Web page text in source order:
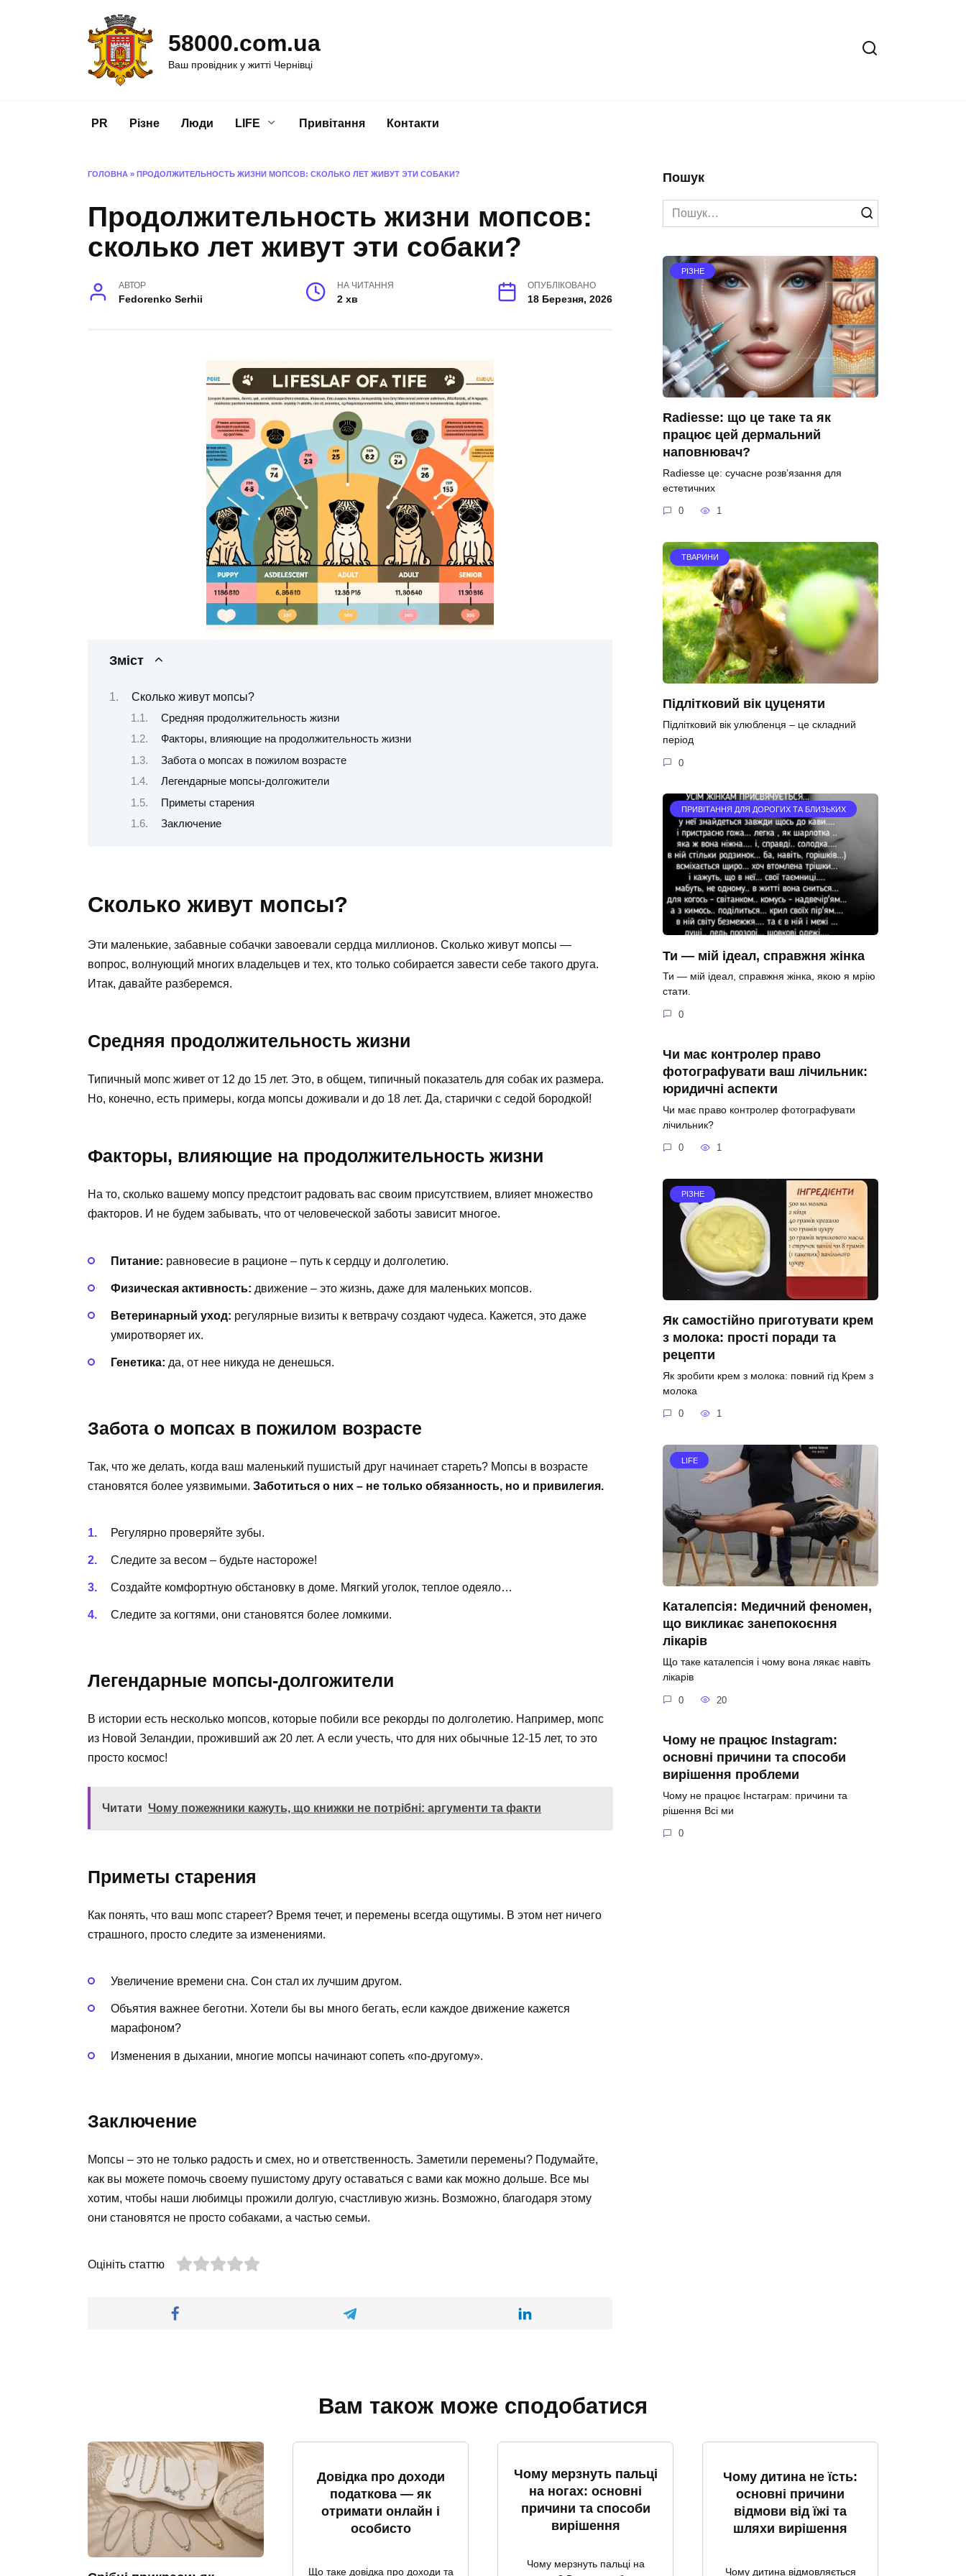
58000.com.ua
Ваш провідник у житті Чернівці
PR Різне Люди LIFE Привітання Контакти
ГОЛОВНА » ПРОДОЛЖИТЕЛЬНОСТЬ ЖИЗНИ МОПСОВ: СКОЛЬКО ЛЕТ ЖИВУТ ЭТИ СОБАКИ?
Продолжительность жизни мопсов:
сколько лет живут эти собаки?
АВТОР
Fedorenko Serhii
НА ЧИТАННЯ
2 хв
ОПУБЛІКОВАНО
18 Березня, 2026
Зміст
Сколько живут мопсы?
Средняя продолжительность жизни
Факторы, влияющие на продолжительность жизни
Забота о мопсах в пожилом возрасте
Легендарные мопсы-долгожители
Приметы старения
Заключение
Сколько живут мопсы?
Эти маленькие, забавные собачки завоевали сердца миллионов. Сколько живут мопсы —
вопрос, волнующий многих владельцев и тех, кто только собирается завести себе такого друга.
Итак, давайте разберемся.
Средняя продолжительность жизни
Типичный мопс живет от 12 до 15 лет. Это, в общем, типичный показатель для собак их размера.
Но, конечно, есть примеры, когда мопсы доживали и до 18 лет. Да, старички с седой бородкой!
Факторы, влияющие на продолжительность жизни
На то, сколько вашему мопсу предстоит радовать вас своим присутствием, влияет множество
факторов. И не будем забывать, что от человеческой заботы зависит многое.
Питание: равновесие в рационе – путь к сердцу и долголетию.
Физическая активность: движение – это жизнь, даже для маленьких мопсов.
Ветеринарный уход: регулярные визиты к ветврачу создают чудеса. Кажется, это даже
умиротворяет их.
Генетика: да, от нее никуда не денешься.
Забота о мопсах в пожилом возрасте
Так, что же делать, когда ваш маленький пушистый друг начинает стареть? Мопсы в возрасте
становятся более уязвимыми. Заботиться о них – не только обязанность, но и привилегия.
Регулярно проверяйте зубы.
Следите за весом – будьте настороже!
Создайте комфортную обстановку в доме. Мягкий уголок, теплое одеяло…
Следите за когтями, они становятся более ломкими.
Легендарные мопсы-долгожители
В истории есть несколько мопсов, которые побили все рекорды по долголетию. Например, мопс
из Новой Зеландии, проживший аж 20 лет. А если учесть, что для них обычные 12-15 лет, то это
просто космос!
Читати Чому пожежники кажуть, що книжки не потрібні: аргументи та факти
Приметы старения
Как понять, что ваш мопс стареет? Время течет, и перемены всегда ощутимы. В этом нет ничего
страшного, просто следите за изменениями.
Увеличение времени сна. Сон стал их лучшим другом.
Объятия важнее беготни. Хотели бы вы много бегать, если каждое движение кажется
марафоном?
Изменения в дыхании, многие мопсы начинают сопеть «по-другому».
Заключение
Мопсы – это не только радость и смех, но и ответственность. Заметили перемены? Подумайте,
как вы можете помочь своему пушистому другу оставаться с вами как можно дольше. Все мы
хотим, чтобы наши любимцы прожили долгую, счастливую жизнь. Возможно, благодаря этому
они становятся не просто собаками, а частью семьи.
Оцініть статтю
Пошук
Search
for:
РІЗНЕ
Radiesse: що це таке та як
працює цей дермальний
наповнювач?
Radiesse це: сучасне розв’язання для
естетичних
0 1
ТВАРИНИ
Підлітковий вік цуценяти
Підлітковий вік улюбленця – це складний
період
0
ПРИВІТАННЯ ДЛЯ ДОРОГИХ ТА БЛИЗЬКИХ
Ти — мій ідеал, справжня жінка
Ти — мій ідеал, справжня жінка, якою я мрію
стати.
0
Чи має контролер право
фотографувати ваш лічильник:
юридичні аспекти
Чи має право контролер фотографувати
лічильник?
0 1
РІЗНЕ
Як самостійно приготувати крем
з молока: прості поради та
рецепти
Як зробити крем з молока: повний гід Крем з
молока
0 1
LIFE
Каталепсія: Медичний феномен,
що викликає занепокоєння
лікарів
Що таке каталепсія і чому вона лякає навіть
лікарів
0 20
Чому не працює Instagram:
основні причини та способи
вирішення проблеми
Чому не працює Інстаграм: причини та
рішення Всі ми
0
Вам також може сподобатися
Довідка про доходи
податкова — як
отримати онлайн і
особисто
Що таке довідка про доходи та
Чому мерзнуть пальці
на ногах: основні
причини та способи
вирішення
Чому мерзнуть пальці на
Чому дитина не їсть:
основні причини
відмови від їжі та
шляхи вирішення
Чому дитина відмовляється